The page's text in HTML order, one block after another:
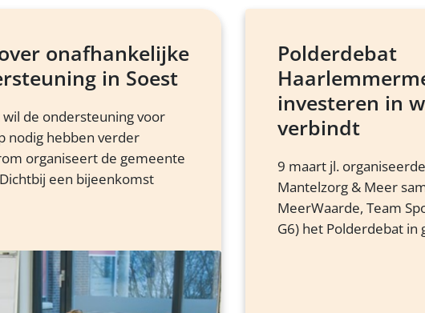
onafhankelijke
in Soest
de ondersteuning voor
nodig hebben verder
organiseert de gemeente
een bijeenkomst
Polderdebat
investeren in
verbindt
9 maart jl.
Mantelzorg & Meer
MeerWaarde, Team
G6) het Polderdebat in